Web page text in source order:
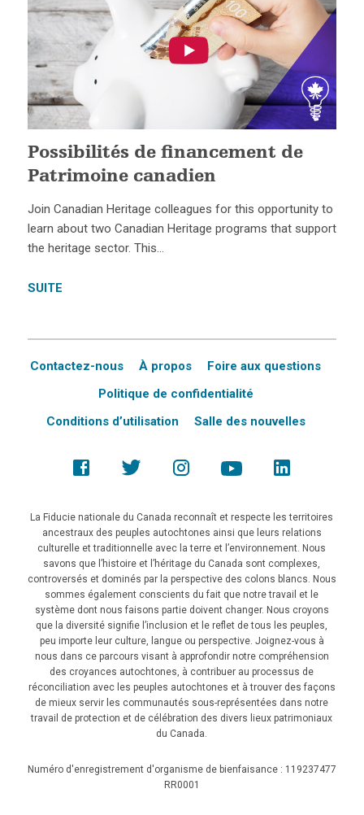
Possibilités de financement de
Patrimoine canadien
Join Canadian Heritage colleagues for this opportunity to
learn about two Canadian Heritage programs that support
the heritage sector. This…
SUITE
Contactez-nous À propos
Foire aux questions
Politique de confidentialité
Conditions d’utilisation
Salle des nouvelles
La Fiducie nationale du Canada reconnaît et respecte les territoires
ancestraux des peuples autochtones ainsi que leurs relations
culturelle et traditionnelle avec la terre et l’environnement. Nous
savons que l’histoire et l’héritage du Canada sont complexes,
controversés et dominés par la perspective des colons blancs. Nous
sommes également conscients du fait que notre travail et le
système dont nous faisons partie doivent changer. Nous croyons
que la diversité signifie l’inclusion et le reflet de tous les peuples,
peu importe leur culture, langue ou perspective. Joignez-vous à
nous dans ce parcours visant à approfondir notre compréhension
des croyances autochtones, à contribuer au processus de
réconciliation avec les peuples autochtones et à trouver des façons
de mieux servir les communautés sous-représentées dans notre
travail de protection et de célébration des divers lieux patrimoniaux
du Canada.
Numéro d'enregistrement d'organisme de bienfaisance : 119237477
RR0001